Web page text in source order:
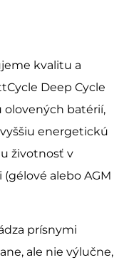
kvalitu a
Deep Cycle
olovených batérií,
energetickú
životnosť v
alebo AGM
prísnymi
ale nie výlučne,